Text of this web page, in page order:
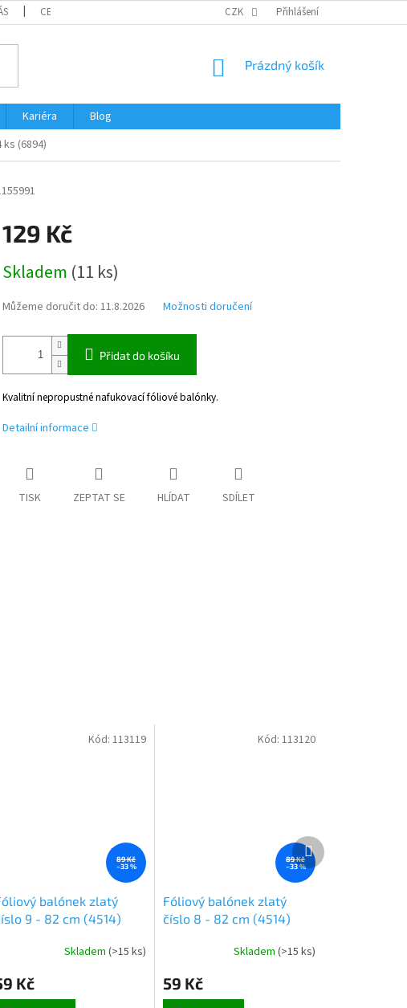
CERTIFIKÁTY A NÁVODY OBCHODNÍ PODMÍNKY OCHRANA OSOBNÍCH
CZK Přihlášení
NÁKUPNÍ
Prázdný košík
Kariéra
Blog
(6894)
129 Kč
cena:
Skladem (11 ks)
Můžeme doručit do: 11.8.2026 Možnosti doručení
Přidat do košíku
Kvalitní nepropustné nafukovací fóliové balónky.
Detailní informace
TISK ZEPTAT SE HLÍDAT SDÍLET
89 Kč
–33 %
balónek zlatý
9 - 82 cm (4514)
Skladem(>15 ks)
Kč
Kód:113119
89 Kč
–33 %
Fóliový balónek zlatý
číslo 8 - 82 cm (4514)
Skladem (>15 ks)
59 Kč
Kód: 113120
Další
produkt